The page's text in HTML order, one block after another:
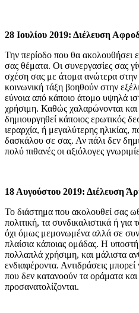
28 Ιουλίου 2019: Διέλευση
Την περίοδο που θα ακολουθήσει
σας θέματα. Οι συνεργασίες σας
σχέση σας με άτομα ανώτερα στην
κοινωνική τάξη βοηθούν στην
εύνοια από κάποιο άτομο υψηλά
χρήσιμη. Καθώς χαλαρώνονται και
δημιουργηθεί κάποιος ερωτικός
ιεραρχία, ή μεγαλύτερης ηλικίας,
δασκάλου σε σας. Αν πάλι δεν
πολύ πιθανές οι αξιόλογες
18 Αυγούστου 2019: Διέλευση
Το διάστημα που ακολουθεί σας
πολιτική, τα συνδικαλιστικά ή
όχι όμως μεμονωμένα αλλά σε
πλαίσια κάποιας ομάδας. Η
πολλαπλά χρήσιμη, και μάλιστα
ενδιαφέροντα. Αντιδράσεις
που δεν κατανοούν τα οράματα
προσανατολίζονται.